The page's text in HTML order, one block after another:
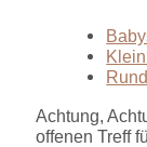
Achtung,
offenen Treff